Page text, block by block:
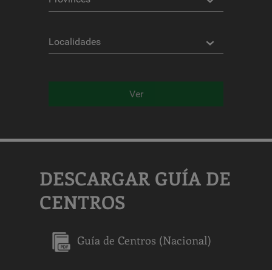
Localidades
Ver
DESCARGAR GUÍA DE
CENTROS
Guía de Centros (Nacional)